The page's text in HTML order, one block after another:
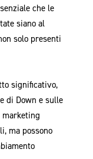
che le
siano al
solo presenti
significativo,
di Down e sulle
marketing
ma possono